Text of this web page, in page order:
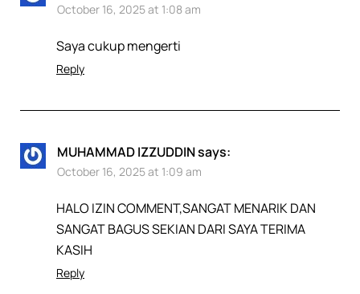
October 16, 2025 at 1:08 am
Saya cukup mengerti
Reply
MUHAMMAD IZZUDDINsays:
October 16, 2025 at 1:09 am
HALO IZIN COMMENT,SANGAT MENARIK DAN
SANGAT BAGUS SEKIAN DARI SAYA TERIMA
KASIH
Reply